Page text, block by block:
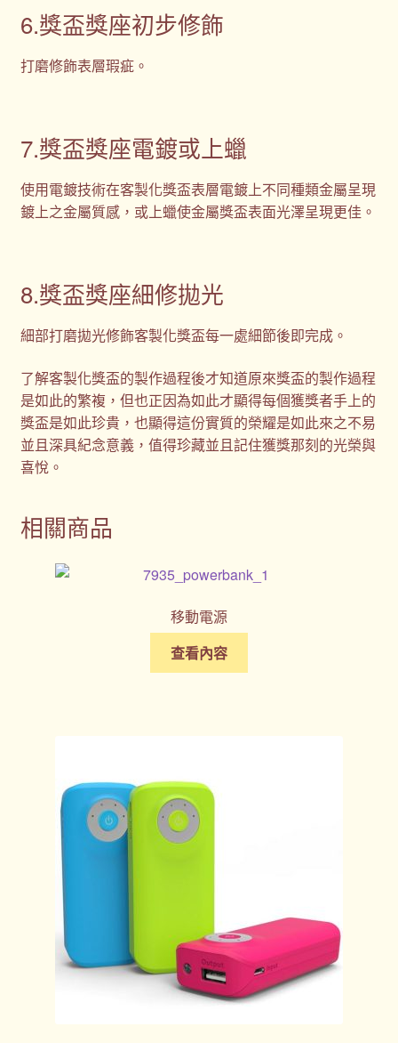
6.獎盃獎座初步修飾
打磨修飾表層瑕疵。
7.獎盃獎座電鍍或上蠟
使用電鍍技術在客製化獎盃表層電鍍上不同種類金屬呈現
鍍上之金屬質感，或上蠟使金屬獎盃表面光澤呈現更佳。
8.獎盃獎座細修拋光
細部打磨拋光修飾客製化獎盃每一處細節後即完成。
了解客製化獎盃的製作過程後才知道原來獎盃的製作過程
是如此的繁複，但也正因為如此才顯得每個獲獎者手上的
獎盃是如此珍貴，也顯得這份實質的榮耀是如此來之不易
並且深具紀念意義，值得珍藏並且記住獲獎那刻的光榮與
喜悅。
相關商品
移動電源
查看內容